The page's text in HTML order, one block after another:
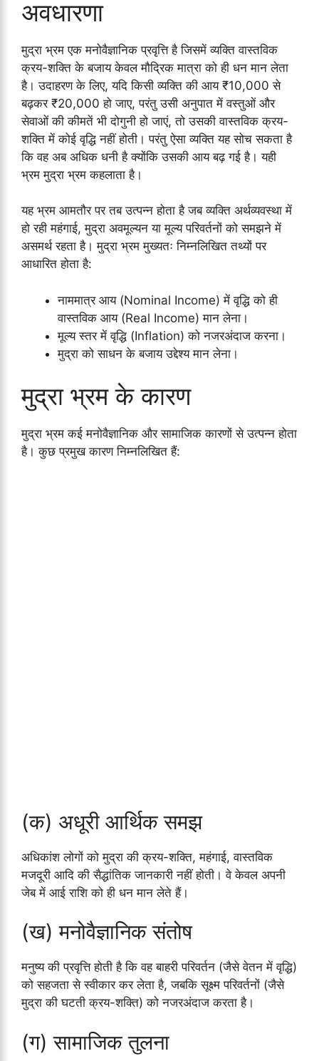
अवधारणा
मुद्रा भ्रम एक मनोवैज्ञानिक प्रवृत्ति है जिसमें व्यक्ति वास्तविक
क्रय-शक्ति के बजाय केवल मौद्रिक मात्रा को ही धन मान लेता
है। उदाहरण के लिए, यदि किसी व्यक्ति की आय ₹10,000 से
बढ़कर ₹20,000 हो जाए, परंतु उसी अनुपात में वस्तुओं और
सेवाओं की कीमतें भी दोगुनी हो जाएं, तो उसकी वास्तविक क्रय-
शक्ति में कोई वृद्धि नहीं होती। परंतु ऐसा व्यक्ति यह सोच सकता है
कि वह अब अधिक धनी है क्योंकि उसकी आय बढ़ गई है। यही
भ्रम मुद्रा भ्रम कहलाता है।
यह भ्रम आमतौर पर तब उत्पन्न होता है जब व्यक्ति अर्थव्यवस्था में
हो रही महंगाई, मुद्रा अवमूल्यन या मूल्य परिवर्तनों को समझने में
असमर्थ रहता है। मुद्रा भ्रम मुख्यतः निम्नलिखित तथ्यों पर
आधारित होता है:
नाममात्र आय (Nominal Income) में वृद्धि को ही
वास्तविक आय (Real Income) मान लेना।
मूल्य स्तर में वृद्धि (Inflation) को नजरअंदाज करना।
मुद्रा को साधन के बजाय उद्देश्य मान लेना।
मुद्रा भ्रम के कारण
मुद्रा भ्रम कई मनोवैज्ञानिक और सामाजिक कारणों से उत्पन्न होता
है। कुछ प्रमुख कारण निम्नलिखित हैं:
(क) अधूरी आर्थिक समझ
अधिकांश लोगों को मुद्रा की क्रय-शक्ति, महंगाई, वास्तविक
मजदूरी आदि की सैद्धांतिक जानकारी नहीं होती। वे केवल अपनी
जेब में आई राशि को ही धन मान लेते हैं।
(ख) मनोवैज्ञानिक संतोष
मनुष्य की प्रवृत्ति होती है कि वह बाहरी परिवर्तन (जैसे वेतन में वृद्धि)
को सहजता से स्वीकार कर लेता है, जबकि सूक्ष्म परिवर्तनों (जैसे
मुद्रा की घटती क्रय-शक्ति) को नजरअंदाज करता है।
(ग) सामाजिक तुलना